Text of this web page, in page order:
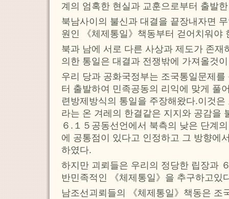
계의 엄혹한 현실과 교훈으로부터 출발
북남사이의 불신과 대결을 끝장내자면
원인 《체제통일》책동부터 걷어치워야
북과 남에 서로 다른 사상과 제도가 존재
의한 통일은 대결과 전쟁밖에 가져올것
우리 당과 공화국정부는 조국통일문제
터 출발하여 민족공동의 리익에 맞게 풀
련방제방식의 통일을 주장해왔다.이것
라는 온 겨레의 한결같은 지지와 공감을
６.１５공동선언에서 북측의 낮은 단계
에 공통점이 있다고 인정하고 그 방향에
하였다.
하지만 괴뢰들은 우리의 정당한 립장과
반민족적인 《체제통일》을 추구하고있
남조선괴뢰들의 《체제통일》책동은 조